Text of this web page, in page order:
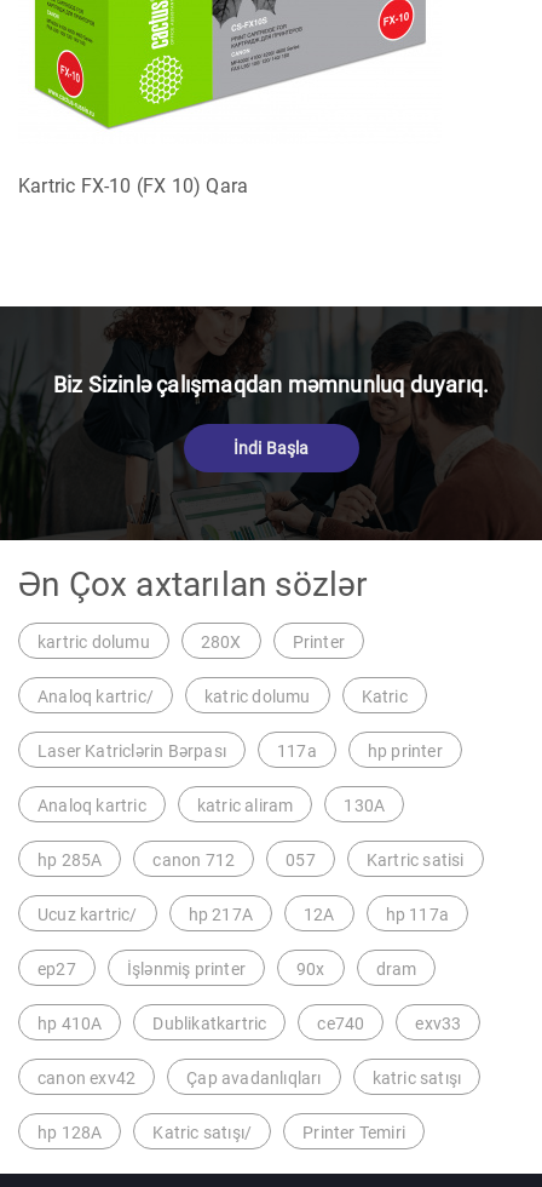
Kartric FX-10 (FX 10) Qara
Biz Sizinlə çalışmaqdan məmnunluq duyarıq.
İndi Başla
Ən Çox axtarılan sözlər
kartric dolumu 280X Printer
Analoq kartric/ katric dolumu Katric
Laser Katriclərin Bərpası 117a hp printer
Analoq kartric katric aliram 130A
hp 285A canon 712 057 Kartric satisi
Ucuz kartric/ hp 217A 12A hp 117a
ep27 İşlənmiş printer 90x dram
hp 410A Dublikatkartric ce740 exv33
canon exv42 Çap avadanlıqları katric satışı
hp 128A Katric satışı/ Printer Temiri